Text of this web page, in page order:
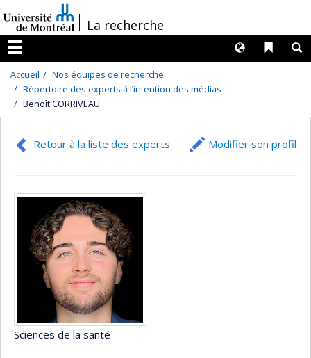
au
contenu
/La recherche
Menu
Liens
Langues
Accueil
Nos équipes de recherche
Répertoire des experts à l’intention des médias
Benoît CORRIVEAU
Retour à la liste des experts Modifier son profil
Sciences de la santé